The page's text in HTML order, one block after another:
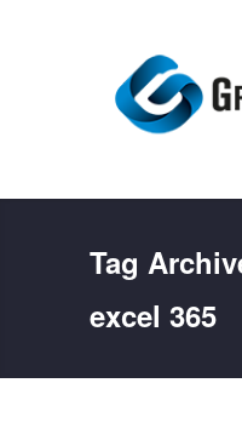
Tag
excel 365